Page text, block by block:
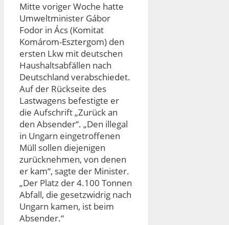
Mitte voriger Woche hatte
Umweltminister Gábor
Fodor in Ács (Komitat
Komárom-Esztergom) den
ersten Lkw mit deutschen
Haushaltsabfällen nach
Deutschland verabschiedet.
Auf der Rückseite des
Lastwagens befestigte er
die Aufschrift „Zurück an
den Absender“. „Den illegal
in Ungarn eingetroffenen
Müll sollen diejenigen
zurücknehmen, von denen
er kam“, sagte der Minister.
„Der Platz der 4.100 Tonnen
Abfall, die gesetzwidrig nach
Ungarn kamen, ist beim
Absender.“